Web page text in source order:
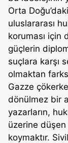
Orta
uluslararası
koruması için
güçlerin
suçlara karşı
olmaktan
Gazze
dönülmez bir
yazarların,
üzerine düşen
koymaktır.